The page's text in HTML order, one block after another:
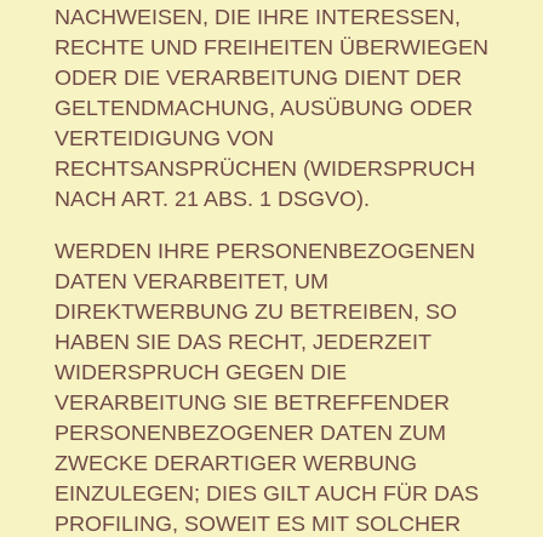
NACHWEISEN, DIE IHRE INTERESSEN,
RECHTE UND FREIHEITEN ÜBERWIEGEN
ODER DIE VERARBEITUNG DIENT DER
GELTENDMACHUNG, AUSÜBUNG ODER
VERTEIDIGUNG VON
RECHTSANSPRÜCHEN (WIDERSPRUCH
NACH ART. 21 ABS. 1 DSGVO).
WERDEN IHRE PERSONENBEZOGENEN
DATEN VERARBEITET, UM
DIREKTWERBUNG ZU BETREIBEN, SO
HABEN SIE DAS RECHT, JEDERZEIT
WIDERSPRUCH GEGEN DIE
VERARBEITUNG SIE BETREFFENDER
PERSONENBEZOGENER DATEN ZUM
ZWECKE DERARTIGER WERBUNG
EINZULEGEN; DIES GILT AUCH FÜR DAS
PROFILING, SOWEIT ES MIT SOLCHER